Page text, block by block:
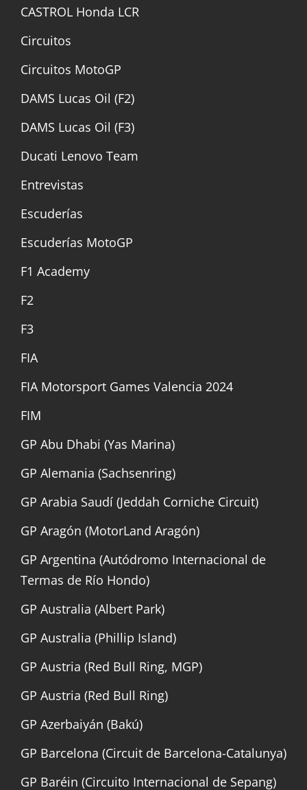
CASTROL Honda LCR
Circuitos
Circuitos MotoGP
DAMS Lucas Oil (F2)
DAMS Lucas Oil (F3)
Ducati Lenovo Team
Entrevistas
Escuderías
Escuderías MotoGP
F1 Academy
F2
F3
FIA
FIA Motorsport Games Valencia 2024
FIM
GP Abu Dhabi (Yas Marina)
GP Alemania (Sachsenring)
GP Arabia Saudí (Jeddah Corniche Circuit)
GP Aragón (MotorLand Aragón)
GP Argentina (Autódromo Internacional de
Termas de Río Hondo)
GP Australia (Albert Park)
GP Australia (Phillip Island)
GP Austria (Red Bull Ring, MGP)
GP Austria (Red Bull Ring)
GP Azerbaiyán (Bakú)
GP Barcelona (Circuit de Barcelona-Catalunya)
GP Baréin (Circuito Internacional de Sepang)